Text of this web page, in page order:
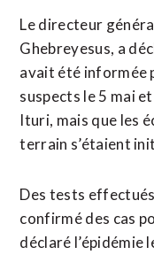
Le directeur
Ghebreyesus, a
avait été informée
suspects le 5 mai
Ituri, mais que les
terrain s’étaient
Des tests
confirmé des cas
déclaré l’épidémie